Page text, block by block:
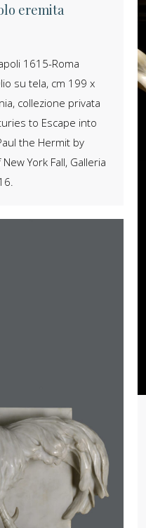
eremita
1615-Roma
su tela, cm 199 x
collezione privata
to Escape into
the Hermit by
York Fall, Galleria